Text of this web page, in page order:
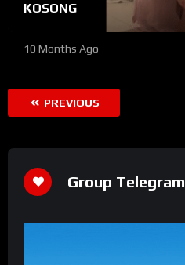
KOSONG
10 Months Ago
PREVIOUS
Group Telegram